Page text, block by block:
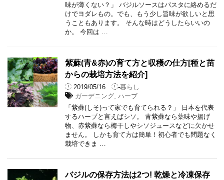
味が薄くない？」 バジルソースはパスタに絡めるだ
けでヨダレもの。でも、もう少し旨味が欲しいと思
うこともあります。 そんな時はどうしたらいいの
か。 今回は …
紫蘇(青&赤)の育て方と収穫の仕方[種と苗
からの栽培方法を紹介]
2019/05/16 -暮らし
ガーデニング ,ハーブ
「紫蘇(しそ)って家でも育てられる？」 日本を代表
するハーブと言えばシソ。 青紫蘇なら薬味や揚げ
物、赤紫蘇なら梅干しやシソジュースなどに欠かせ
ません。 しかも育て方は簡単！初心者でも問題なく
栽培できま …
バジルの保存方法は2つ! 乾燥と冷凍保存